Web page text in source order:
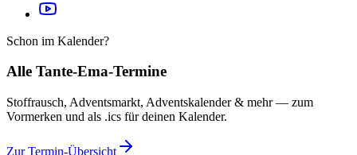
Schon im Kalender?
Alle Tante-Ema-Termine
Stoffrausch, Adventsmarkt, Adventskalender & mehr — zum
Vormerken und als .ics für deinen Kalender.
Zur Termin-Übersicht